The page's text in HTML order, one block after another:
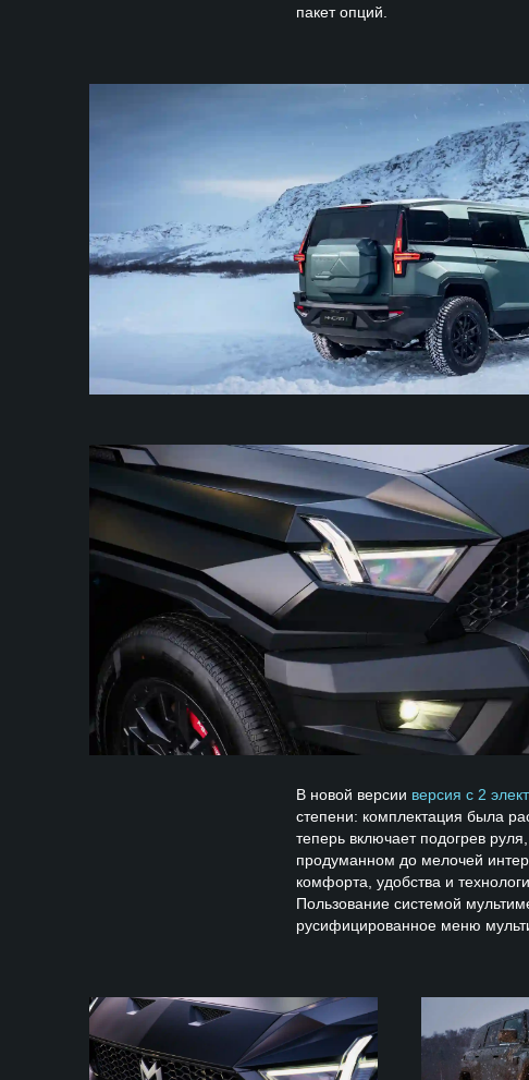
пакет опций.
В новой версии версия с 2
степени: комплектация была
теперь включает подогрев
продуманном до мелочей
комфорта, удобства и
Пользование системой
русифицированное меню